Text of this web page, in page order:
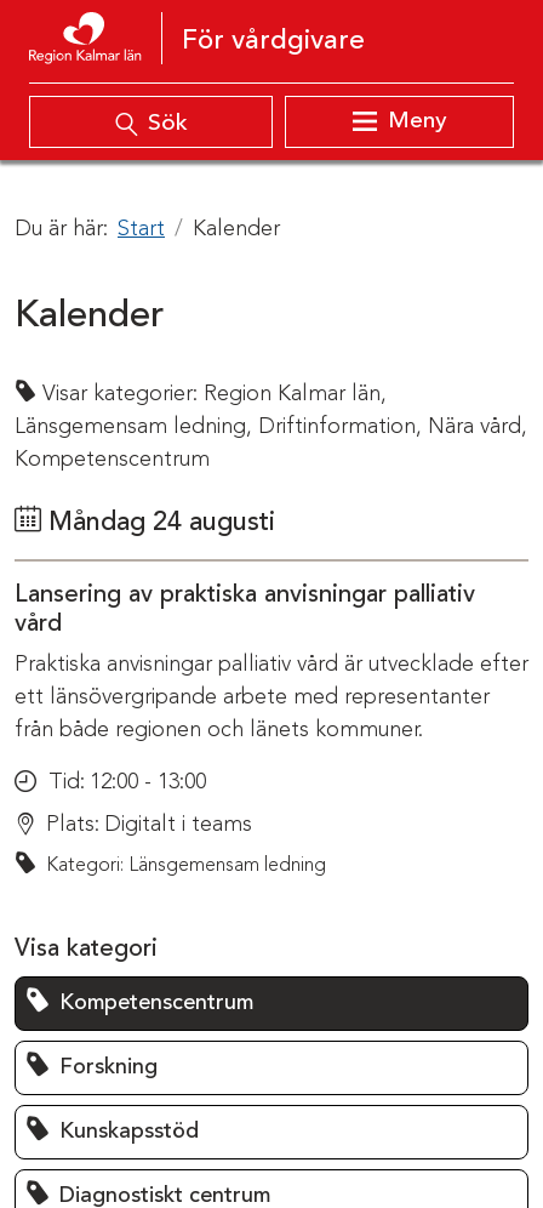
Hoppa till innehåll
För vårdgivare
Sök Meny
Du är här: Start Kalender
Kalender
Visar kategorier: Region Kalmar län,
Länsgemensam ledning, Driftinformation, Nära vård,
Kompetenscentrum
Måndag 24 augusti
Lansering av praktiska anvisningar palliativ
vård
Praktiska anvisningar palliativ vård är utvecklade efter
ett länsövergripande arbete med representanter
från både regionen och länets kommuner.
Tid: 12:00 - 13:00
Plats: Digitalt i teams
Kategori: Länsgemensam ledning
Visa kategori
Kompetenscentrum
Forskning
Kunskapsstöd
Diagnostiskt centrum